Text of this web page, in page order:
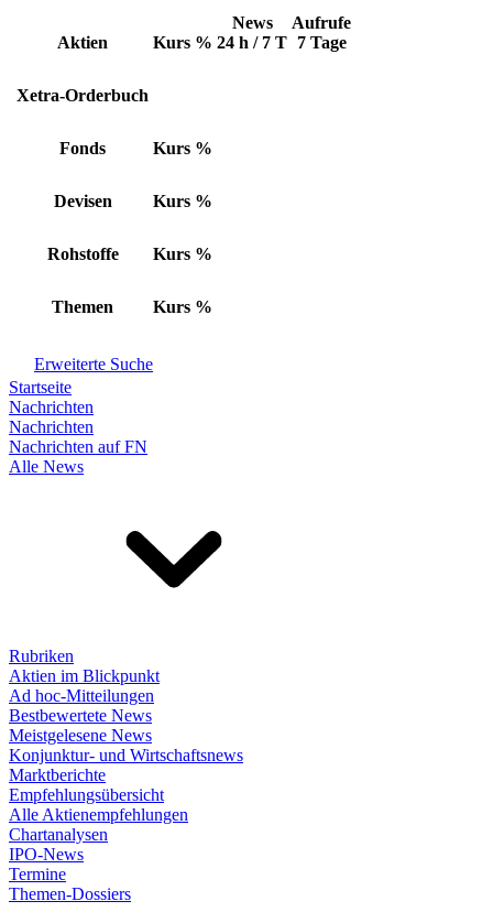
Aktien Kurs %
News
24 h / 7 T
Aufrufe
7 Tage
Xetra-Orderbuch
Fonds Kurs %
Devisen Kurs %
Rohstoffe Kurs %
Themen Kurs %
Erweiterte Suche
Startseite
Nachrichten
Nachrichten
Nachrichten auf FN
Alle News
Rubriken
Aktien im Blickpunkt
Ad hoc-Mitteilungen
Bestbewertete News
Meistgelesene News
Konjunktur- und Wirtschaftsnews
Marktberichte
Empfehlungsübersicht
Alle Aktienempfehlungen
Chartanalysen
IPO-News
Termine
Themen-Dossiers